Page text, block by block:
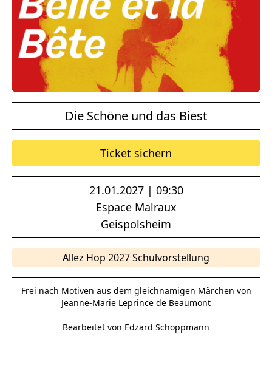
Die Schöne und das Biest
Ticket sichern
21.01.2027 | 09:30
Espace Malraux
Geispolsheim
Allez Hop 2027 Schulvorstellung
Frei nach Motiven aus dem gleichnamigen Märchen von
Jeanne-Marie Leprince de Beaumont
Bearbeitet von Edzard Schoppmann